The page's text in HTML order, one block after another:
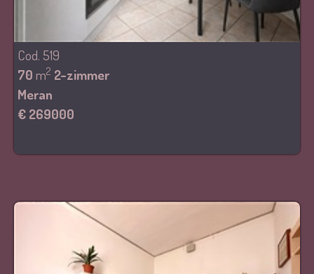
Cod. 519
70 m2 2-zimmer
Meran
€ 269000